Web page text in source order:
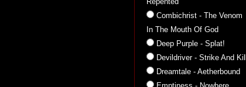
Combichrist - The Venom
In The Mouth Of God
Deep Purple - Splat!
Devildriver - Strike And Kill
Dreamtale - Aetherbound